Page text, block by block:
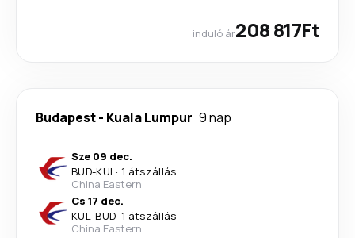
induló ár208 817Ft
Budapest- Kuala Lumpur 9 nap
Sze 09 dec.
BUD-KUL· 1 átszállás
China Eastern
Cs 17 dec.
KUL-BUD· 1 átszállás
China Eastern